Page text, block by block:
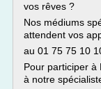
vos rêves ?
Nos médiums
attendent vos
au 01 75 75 10
Pour participer à
à notre